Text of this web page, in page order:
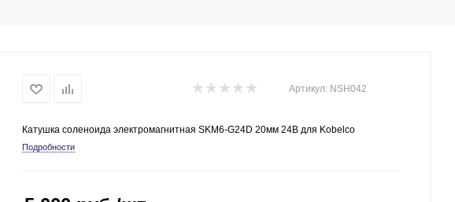
Артикул: NSH042
Катушка соленоида электромагнитная SKM6-G24D 20мм 24В для Kobelco
Подробности